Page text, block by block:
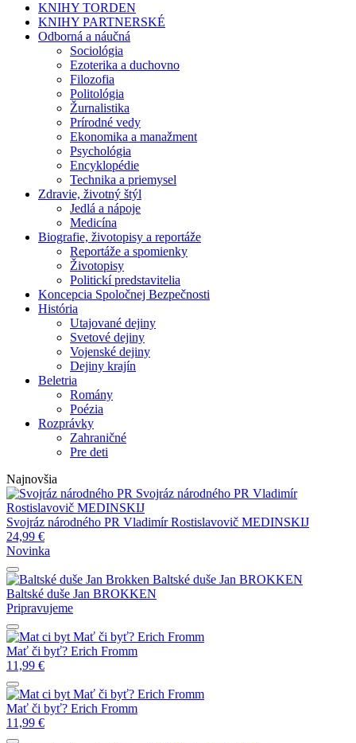
KNIHY TORDEN
KNIHY PARTNERSKÉ
Odborná a náučná
Sociológia
Ezoterika a duchovno
Filozofia
Politológia
Žurnalistika
Prírodné vedy
Ekonomika a manažment
Psychológia
Encyklopédie
Technika a priemysel
Zdravie, životný štýl
Jedlá a nápoje
Medicína
Biografie, životopisy a reportáže
Reportáže a spomienky
Životopisy
Politickí predstavitelia
Koncepcia Spoločnej Bezpečnosti
História
Utajované dejiny
Svetové dejiny
Vojenské dejiny
Dejiny krajín
Beletria
Romány
Poézia
Rozprávky
Zahraničné
Pre deti
Najnovšia
Svojráz národného PR Vladimír
Rostislavovič MEDINSKIJ
Svojráz národného PR Vladimír Rostislavovič MEDINSKIJ
24,99 €
Novinka
Baltské duše Jan BROKKEN
Baltské duše Jan BROKKEN
Pripravujeme
Mať či byť? Erich Fromm
Mať či byť? Erich Fromm
11,99 €
Mať či byť? Erich Fromm
Mať či byť? Erich Fromm
11,99 €